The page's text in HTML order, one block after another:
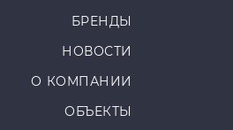
БРЕНДЫ
НОВОСТИ
О КОМПАНИИ
ОБЪЕКТЫ